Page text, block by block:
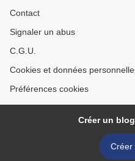
Contact
Signaler un abus
C.G.U.
Cookies et données
Préférences cookies
Créer un
Créer